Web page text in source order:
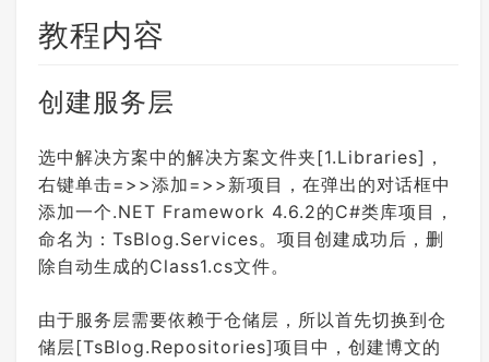
教程内容
创建服务层
选中解决方案中的解决方案文件夹[1.Libraries]，
右键单击=>>添加=>>新项目，在弹出的对话框中
添加一个.NET Framework 4.6.2的C#类库项目，
命名为：TsBlog.Services。项目创建成功后，删
除自动生成的Class1.cs文件。
由于服务层需要依赖于仓储层，所以首先切换到仓
储层[TsBlog.Repositories]项目中，创建博文的